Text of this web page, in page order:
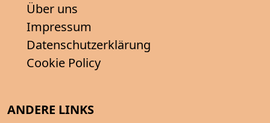
Über uns
Impressum
Datenschutzerklärung
Cookie Policy
ANDERE LINKS